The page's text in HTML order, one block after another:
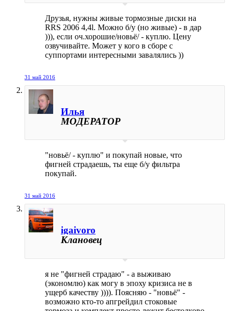
Друзья, нужны живые тормозные диски на
RRS 2006 4,4l. Можно б/у (но живые) - в дар
))), если оч.хорошие/новьё/ - куплю. Цену
озвучивайте. Может у кого в сборе с
суппортами интересными завалялись ))
31 май 2016
Илья
МОДЕРАТОР
"новьё/ - куплю" и покупай новые, что
фигней страдаешь, ты еще б/у фильтра
покупай.
31 май 2016
igaivoro
Клановец
я не "фигней страдаю" - а выживаю
(экономлю) как могу в эпоху кризиса не в
ущерб качеству )))). Поясняю - "новьё" -
возможно кто-то апгрейдил стоковые